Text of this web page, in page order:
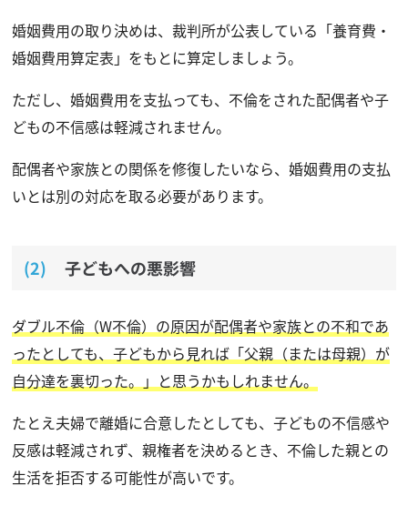
婚姻費用の取り決めは、裁判所が公表している「養育費・
婚姻費用算定表」をもとに算定しましょう。
ただし、婚姻費用を支払っても、不倫をされた配偶者や子
どもの不信感は軽減されません。
配偶者や家族との関係を修復したいなら、婚姻費用の支払
いとは別の対応を取る必要があります。
子どもへの悪影響
ダブル不倫（W不倫）の原因が配偶者や家族との不和であ
ったとしても、子どもから見れば「父親（または母親）が
自分達を裏切った。」と思うかもしれません。
たとえ夫婦で離婚に合意したとしても、子どもの不信感や
反感は軽減されず、親権者を決めるとき、不倫した親との
生活を拒否する可能性が高いです。